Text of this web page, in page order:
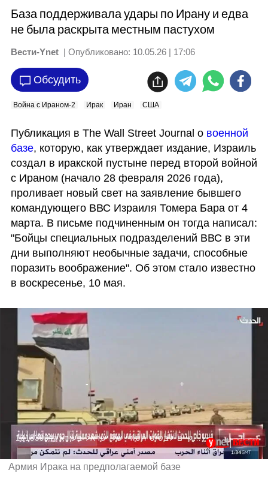
База поддерживала удары по Ирану и едва
не была раскрыта местным пастухом
Вести-Ynet | Опубликовано: 10.05.26 | 17:06
Обсудить
Война с Ираном-2 Ирак Иран США
Публикация в The Wall Street Journal о военной
базе, которую, как утверждает издание, Израиль
создал в иракской пустыне перед второй войной
с Ираном (начало 28 февраля 2026 года),
проливает новый свет на заявление бывшего
командующего ВВС Израиля Томерa Бара от 4
марта. В письме подчиненным он тогда написал:
"Бойцы специальных подразделений ВВС в эти
дни выполняют необычные задачи, способные
поразить воображение". Об этом стало известно
в воскресенье, 10 мая.
1318390#הגעת כוחות עיראקיים לבסיס הסודי של ישראל בעיראק
Армия Ирака на предполагаемой базе